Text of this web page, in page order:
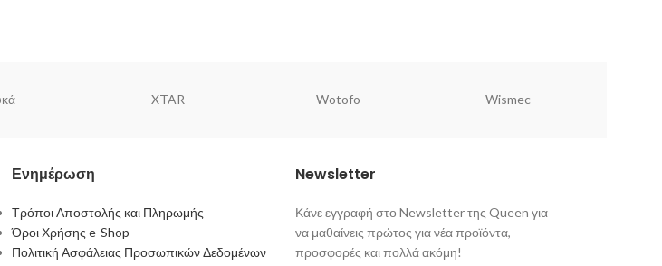
XTAR Wotofo Wismec
Ενημέρωση
Τρόποι Αποστολής και Πληρωμής
Όροι Χρήσης e-Shop
Πολιτική Ασφάλειας Προσωπικών Δεδομένων
Newsletter
Κάνε εγγραφή στο Newsletter της Queen για
να μαθαίνεις πρώτος για νέα προϊόντα,
προσφορές και πολλά ακόμη!